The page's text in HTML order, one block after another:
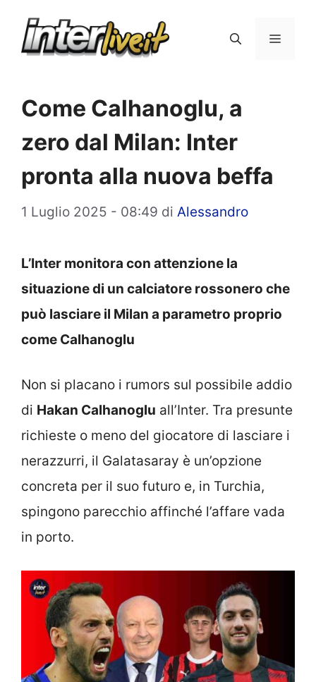
Menu
Come Calhanoglu, a
zero dal Milan: Inter
pronta alla nuova beffa
1 Luglio 2025 - 08:49 di Alessandro
L’Inter monitora con attenzione la
situazione di un calciatore rossonero che
può lasciare il Milan a parametro proprio
come Calhanoglu
Non si placano i rumors sul possibile addio
di Hakan Calhanoglu all’Inter. Tra presunte
richieste o meno del giocatore di lasciare i
nerazzurri, il Galatasaray è un’opzione
concreta per il suo futuro e, in Turchia,
spingono parecchio affinché l’affare vada
in porto.